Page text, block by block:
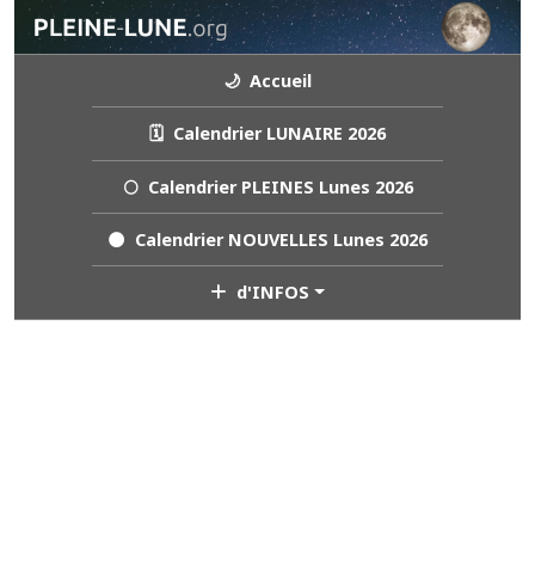
🌙 Accueil
🗓️ Calendrier LUNAIRE 2026
🌕 Calendrier PLEINES Lunes 2026
🌑 Calendrier NOUVELLES Lunes 2026
d'INFOS